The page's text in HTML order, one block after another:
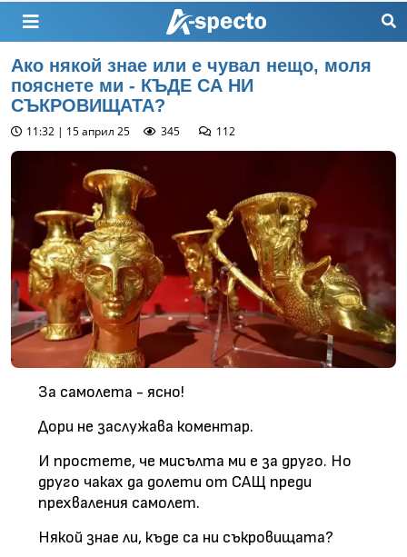
Aко някой знае или е чувал нещо, моля
пояснете ми - КЪДЕ СА НИ
СЪКРОВИЩАТА?
11:32 | 15 април 25 345 112
За самолета - ясно!
Дори не заслужава коментар.
И простете, че мисълта ми е за друго. Но
друго чаках да долети от САЩ преди
прехваления самолет.
Някой знае ли, къде са ни съкровищата?